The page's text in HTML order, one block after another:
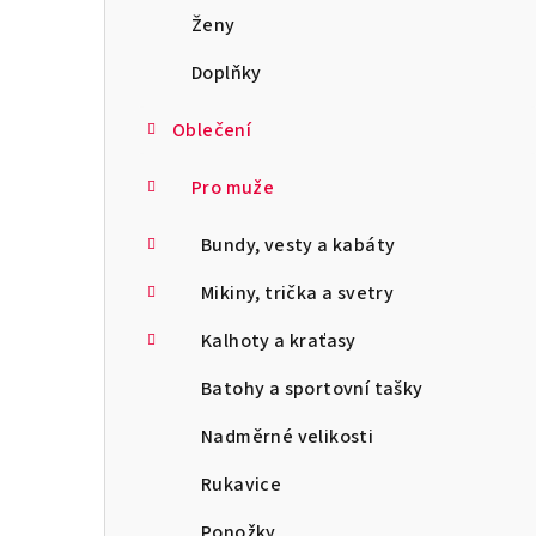
Ženy
Doplňky
Oblečení
Pro muže
Bundy, vesty a kabáty
Mikiny, trička a svetry
Kalhoty a kraťasy
Batohy a sportovní tašky
Nadměrné velikosti
Rukavice